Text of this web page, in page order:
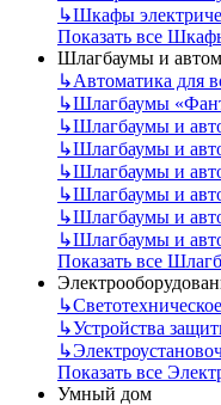
↳Шкафы
Показать все
Шлагбаумы и
↳Автоматика для
↳Шлагбаумы
↳Шлагбаумы и
↳Шлагбаумы и
↳Шлагбаумы и
↳Шлагбаумы и
↳Шлагбаумы и
↳Шлагбаумы и
Показать все
↳
↳Устройства
↳
Показать все
Умный дом